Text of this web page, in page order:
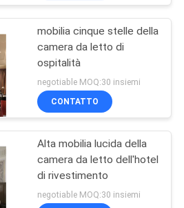
mobilia cinque stelle della
camera da letto di
ospitalità
negotiable MOQ:30 insiemi
CONTATTO
Alta mobilia lucida della
camera da letto dell'hotel
di rivestimento
negotiable MOQ:30 insiemi